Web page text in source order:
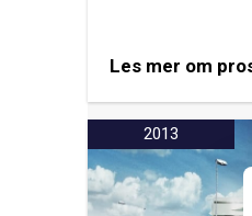
Les mer om
2013